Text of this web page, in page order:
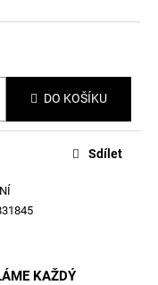
DO KOŠÍKU
Sdílet
KAŽDÝ